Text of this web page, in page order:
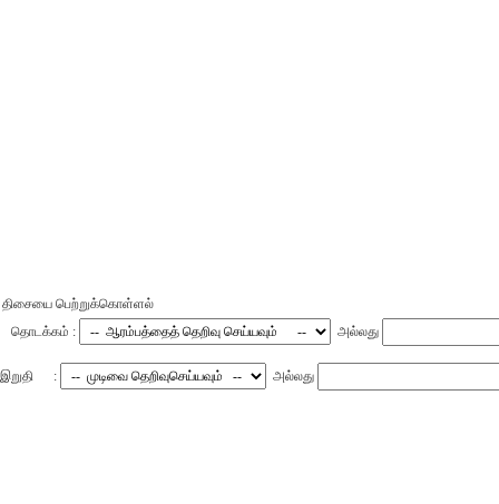
திசையை பெற்றுக்கொள்ளல்
தொடக்கம் :
அல்லது
இறுதி : அல்லது